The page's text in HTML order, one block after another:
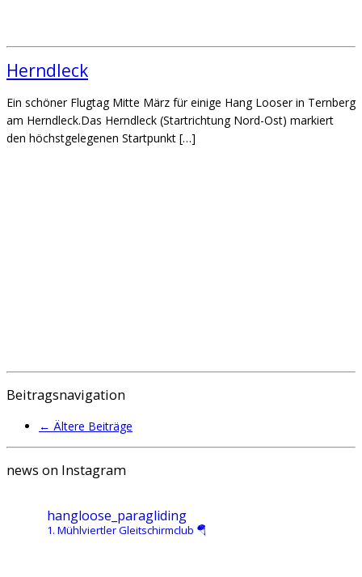
Herndleck
Ein schöner Flugtag Mitte März für einige Hang Looser in Ternberg
am Herndleck.Das Herndleck (Startrichtung Nord-Ost) markiert
den höchstgelegenen Startpunkt […]
Beitragsnavigation
← Ältere Beiträge
news on Instagram
hangloose_paragliding
1. Mühlviertler Gleitschirmclub 🪂